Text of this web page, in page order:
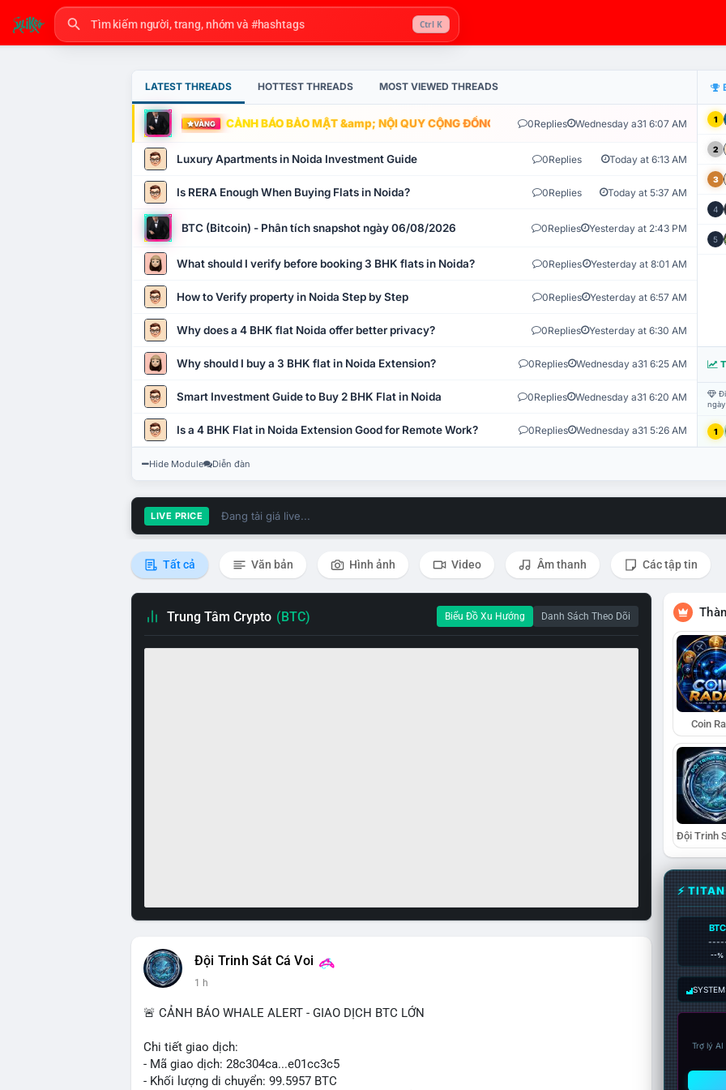
Ctrl K
LATEST THREADS HOTTEST THREADS MOST VIEWED THREADS
VÀNG CẢNH BÁO BẢO MẬT &amp; NỘI QUY CỘNG ĐỒNG VLIKE.VN: HỆ THỐNG GIÁM SÁT TỰ
0Replies Wednesday a31 6:07 AM
Luxury Apartments in Noida Investment Guide 0Replies Today at 6:13 AM
Is RERA Enough When Buying Flats in Noida? 0Replies Today at 5:37 AM
BTC (Bitcoin) - Phân tích snapshot ngày 06/08/2026 0Replies Yesterday at 2:43 PM
What should I verify before booking 3 BHK flats in Noida? 0Replies Yesterday at 8:01 AM
How to Verify property in Noida Step by Step 0Replies Yesterday at 6:57 AM
Why does a 4 BHK flat Noida offer better privacy? 0Replies Yesterday at 6:30 AM
Why should I buy a 3 BHK flat in Noida Extension? 0Replies Wednesday a31 6:25 AM
Smart Investment Guide to Buy 2 BHK Flat in Noida 0Replies Wednesday a31 6:20 AM
Is a 4 BHK Flat in Noida Extension Good for Remote Work? 0Replies Wednesday a31 5:26 AM
1
2
3
4
5
1
Hide Module Diễn đàn
LIVE PRICE Đang tải giá live...
Tất cả Văn bản Hình ảnh Video Âm thanh Các tập tin
Trung Tâm Crypto (BTC) Biểu Đồ Xu Hướng Danh Sách Theo Dõi
Đội Trinh Sát Cá Voi
1 h
🚨 CẢNH BÁO WHALE ALERT - GIAO DỊCH BTC LỚN
Chi tiết giao dịch:
- Mã giao dịch: 28c304ca...e01cc3c5
- Khối lượng di chuyển: 99.5957 BTC
Coin
⚡
BTC
--%
Trợ lý